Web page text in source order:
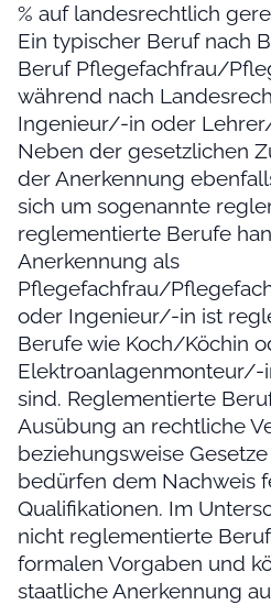
% auf landesrechtlich
Ein typischer Beruf nach
Beruf Pflegefachfrau/
während nach
Ingenieur/-in oder
Neben der gesetzlichen
der Anerkennung
sich um sogenannte
reglementierte Berufe
Anerkennung als
Pflegefachfrau/
oder Ingenieur/-in ist
Berufe wie Koch/Köchin
sind. Reglementierte
Ausübung an rechtliche
beziehungsweise
bedürfen dem Nachweis
Qualifikationen. Im
nicht reglementierte
formalen Vorgaben und
staatliche Anerkennung